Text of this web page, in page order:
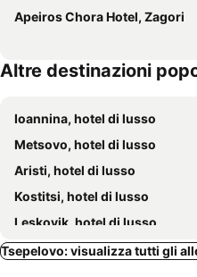
Apeiros Chora Hotel, Zagori
Altre destinazioni
Ioannina, hotel di lusso
Metsovo, hotel di lusso
Aristi, hotel di lusso
Kostitsi, hotel di lusso
Leskovik, hotel di lusso
Ano Pedina, hotel di lusso
Tsepelovo: visualizza tutti gli